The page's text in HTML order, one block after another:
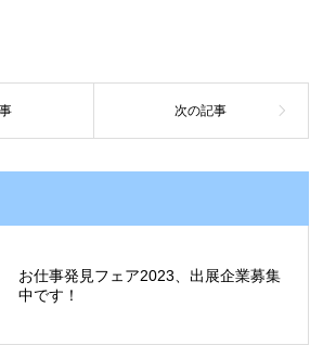
お仕事発見フェア2023、出展企業募集
中です！